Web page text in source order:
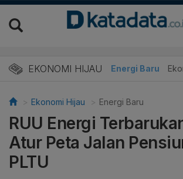
EKONOMI HIJAU Energi Baru
Ekonomi Hijau Energi Baru
RUU Energi
Atur Peta Jalan
PLTU